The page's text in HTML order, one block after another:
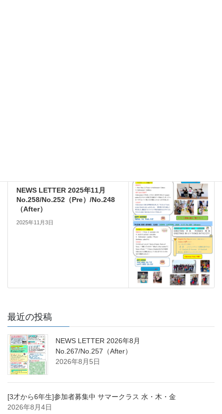
NEWS LETTER 2025年11月
No.258/No.252（Pre）/No.248
（After）
2025年11月3日
最近の投稿
NEWS LETTER 2026年8月
No.267/No.257（After）
2026年8月5日
[3才から6年生]参加者募集中 サマークラス 水・木・金
2026年8月4日